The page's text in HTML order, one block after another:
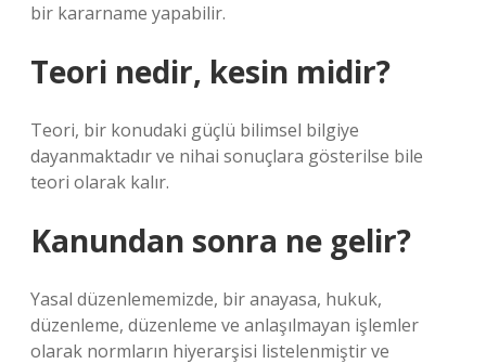
bir kararname yapabilir.
Teori nedir, kesin midir?
Teori, bir konudaki güçlü bilimsel bilgiye
dayanmaktadır ve nihai sonuçlara gösterilse bile
teori olarak kalır.
Kanundan sonra ne gelir?
Yasal düzenlememizde, bir anayasa, hukuk,
düzenleme, düzenleme ve anlaşılmayan işlemler
olarak normların hiyerarşisi listelenmiştir ve